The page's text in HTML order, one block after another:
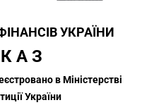
УКРАЇНИ
А З
в Міністерстві
України